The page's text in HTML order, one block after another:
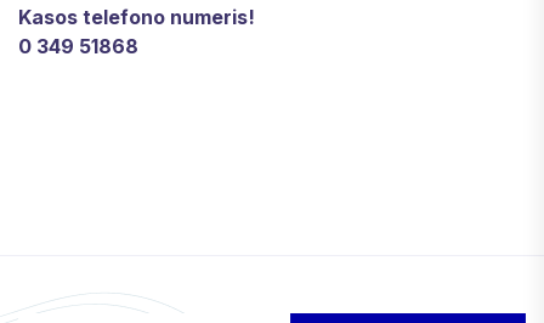
Kasos telefono numeris!
0 349 51868